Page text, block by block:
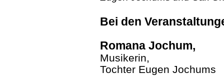
Bei den
Romana Jochum,
Musikerin,
Tochter Eugen Jochums